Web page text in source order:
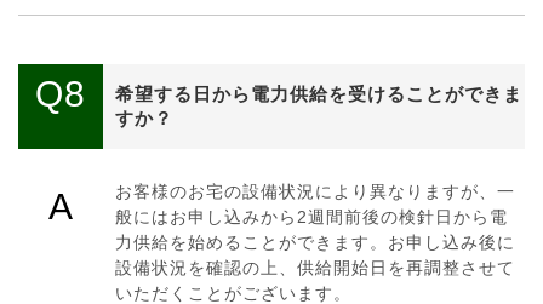
Q8
希望する日から電力供給を受けることができま
すか？
A
お客様のお宅の設備状況により異なりますが、一
般にはお申し込みから2週間前後の検針日から電
力供給を始めることができます。お申し込み後に
設備状況を確認の上、供給開始日を再調整させて
いただくことがございます。